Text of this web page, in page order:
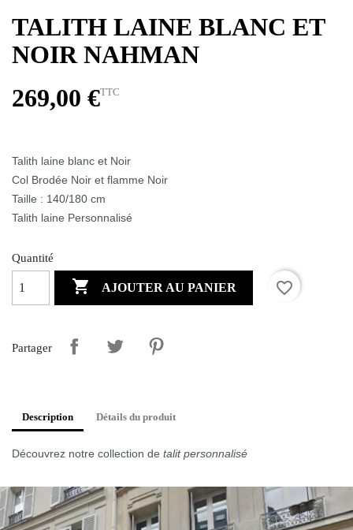
TALITH LAINE BLANC ET
NOIR NAHMAN
269,00 €TTC
Talith laine blanc et Noir
Col Brodée Noir et flamme Noir
Taille : 140/180 cm
Talith laine Personnalisé
Quantité
 AJOUTER AU PANIER favorite_border
Partager
Description Détails du produit
Découvrez notre collection de talit personnalisé